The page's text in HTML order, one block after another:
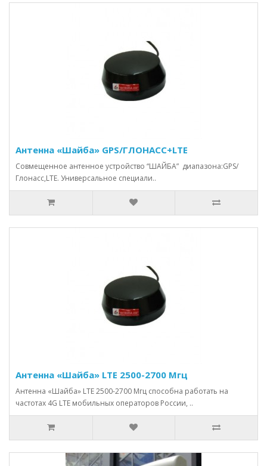
Антенна «Шайба» GPS/ГЛОНАСС+LTE
Совмещенное антенное устройство “ШАЙБА” диапазона:GPS/
Глонасс,LTE. Универсальное специали..
Антенна «Шайба» LTE 2500-2700 Мгц
Антенна «Шайба» LTE 2500-2700 Мгц способна работать на
частотах 4G LTE мобильных операторов России, ..